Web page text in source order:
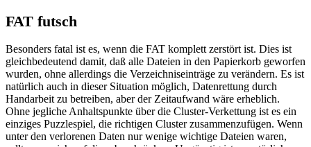
FAT futsch
Besonders fatal ist es, wenn die FAT komplett zerstört ist. Dies ist
gleichbedeutend damit, daß alle Dateien in den Papierkorb geworfen
wurden, ohne allerdings die Verzeichniseinträge zu verändern. Es ist
natürlich auch in dieser Situation möglich, Datenrettung durch
Handarbeit zu betreiben, aber der Zeitaufwand wäre erheblich.
Ohne jegliche Anhaltspunkte über die Cluster-Verkettung ist es ein
einziges Puzzlespiel, die richtigen Cluster zusammenzufügen. Wenn
unter den verlorenen Daten nur wenige wichtige Dateien waren,